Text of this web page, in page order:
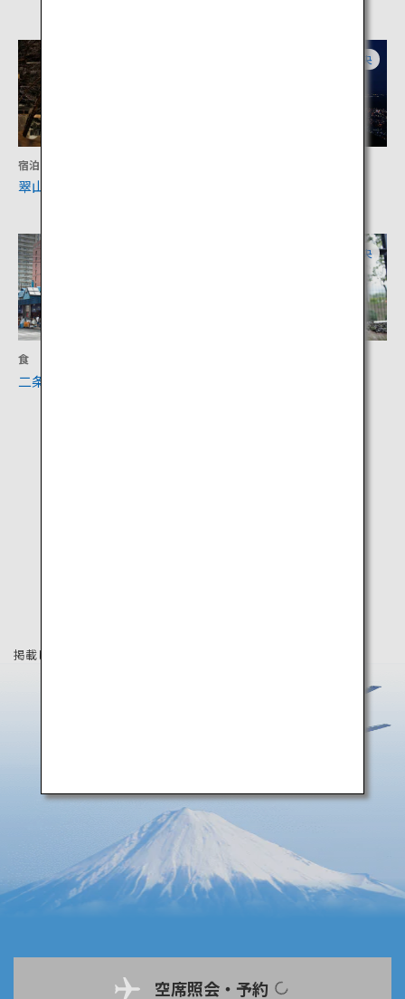
宿泊
翠山亭倶楽部定山渓
道央
食
二条市場
道央
掲載している情報は2019年8月時点の情報です。
空席照会・予約